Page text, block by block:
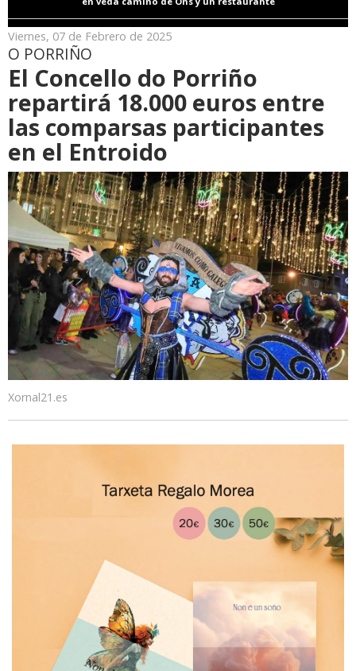
Viernes, 07 de Febrero de 2025
O PORRIÑO
El Concello do Porriño
repartirá 18.000 euros entre
las comparsas participantes
en el Entroido
Xornal21.es